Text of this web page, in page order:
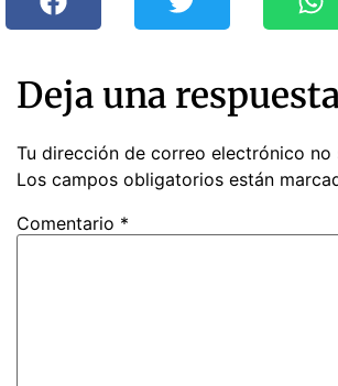
Deja una
Tu dirección de correo electrónico no
Los campos obligatorios están
Comentario *